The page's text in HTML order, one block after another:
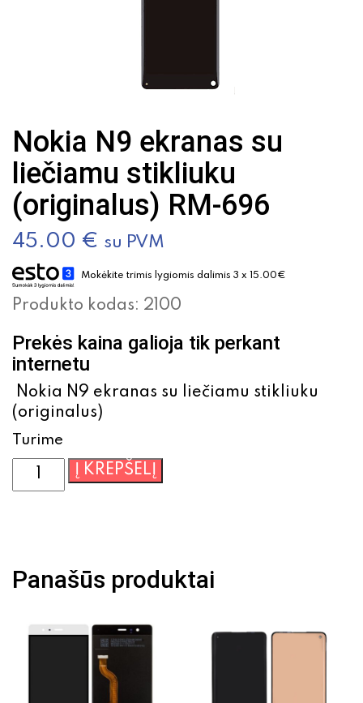
Nokia N9 ekranas su
liečiamu stikliuku
(originalus) RM-696
45.00 € su PVM
Mokėkite trimis lygiomis dalimis 3 x 15.00€
Produkto kodas: 2100
Prekės kaina galioja tik perkant
internetu
Nokia N9 ekranas su liečiamu stikliuku
(originalus)
Turime
produkto
kiekis:
su
liečiamu
(originalus)
Į KREPŠELĮ
Panašūs produktai